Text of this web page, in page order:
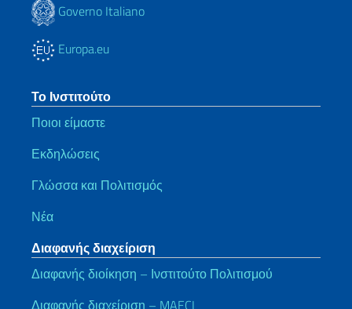
Governo Italiano
Europa.eu
Το Ινστιτούτο
Ποιοι είμαστε
Εκδηλώσεις
Γλώσσα και Πολιτισμός
Νέα
Διαφανής διαχείριση
Διαφανής διοίκηση – Ινστιτούτο Πολιτισμού
Διαφανής διαχείριση – MAECI